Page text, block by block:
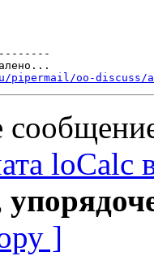
oo-discuss/
loСalc
]